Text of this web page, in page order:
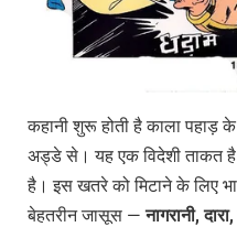
कहानी शुरू होती है काला पहाड़
अड्डे से। यह एक विदेशी ताकत है
है। इस खतरे को मिटाने के लिए
बेहतरीन जासूस —नागरानी,दारा,